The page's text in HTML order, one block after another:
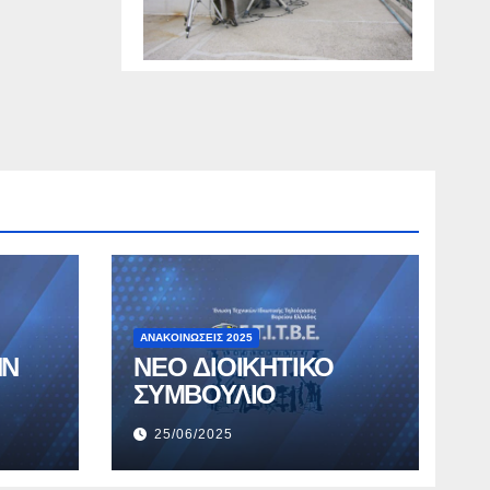
ΑΝΑΚΟΙΝΏΣΕΙΣ 2025
ΝΕΟ ΔΙΟΙΚΗΤΙΚΟ
ΣΥΜΒΟΥΛΙΟ
25/06/2025